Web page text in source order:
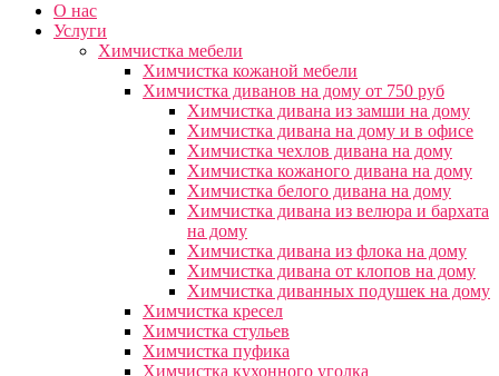
О нас
Услуги
Химчистка мебели
Химчистка кожаной мебели
Химчистка диванов на дому от 750 руб
Химчистка дивана из замши на дому
Химчистка дивана на дому и в офисе
Химчистка чехлов дивана на дому
Химчистка кожаного дивана на дому
Химчистка белого дивана на дому
Химчистка дивана из велюра и бархата
на дому
Химчистка дивана из флока на дому
Химчистка дивана от клопов на дому
Химчистка диванных подушек на дому
Химчистка кресел
Химчистка стульев
Химчистка пуфика
Химчистка кухонного уголка